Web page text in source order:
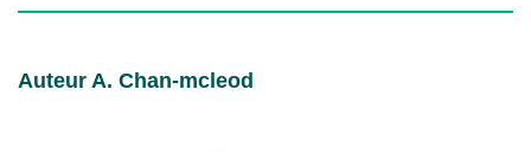
Auteur A. Chan-mcleod